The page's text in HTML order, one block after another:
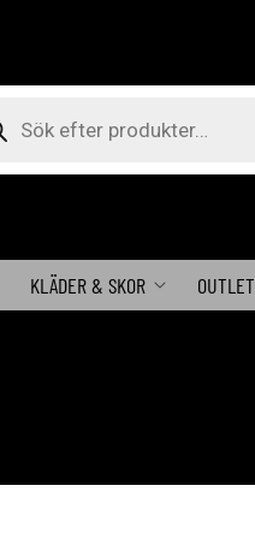
KLÄDER & SKOR OUTLET